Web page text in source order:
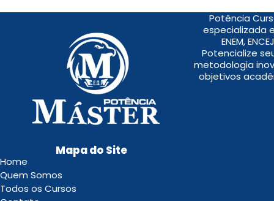
Potência
especializada
ENEM,
Potencialize
metodologia
objetivos
Mapa do Site
Home
Quem Somos
Todos os Cursos